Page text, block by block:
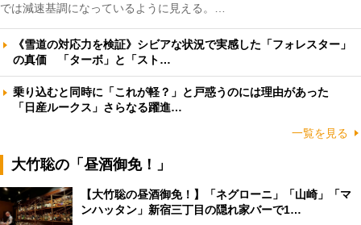
では減速基調になっているように見える。…
《雪道の対応力を検証》シビアな状況で実感した「フォレスター」
の真価 「ターボ」と「スト…
乗り込むと同時に「これが軽？」と戸惑うのには理由があった
「日産ルークス」さらなる躍進…
一覧を見る
大竹聡の「昼酒御免！」
【大竹聡の昼酒御免！】「ネグローニ」「山崎」「マ
ンハッタン」新宿三丁目の隠れ家バーで1…